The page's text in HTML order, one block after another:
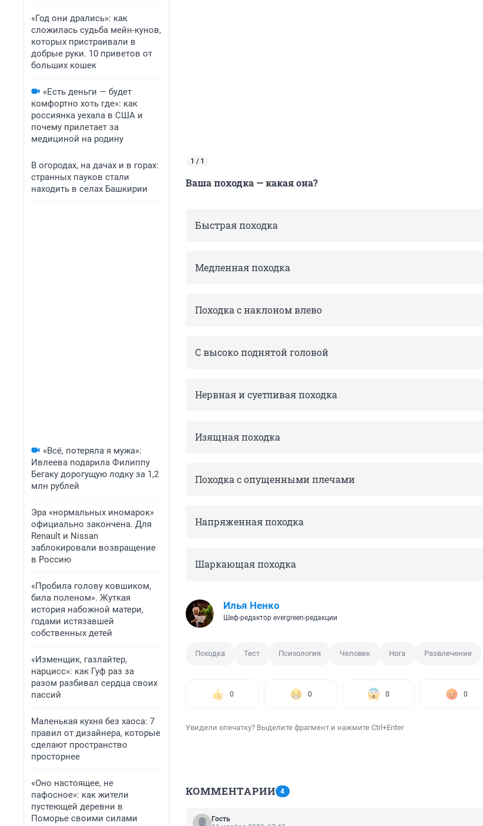
«Год они дрались»: как
сложилась судьба мейн-кунов,
которых пристраивали в
добрые руки. 10 приветов от
больших кошек
«Есть деньги — будет
комфортно хоть где»: как
россиянка уехала в США и
почему прилетает за
медициной на родину
В огородах, на дачах и в горах:
странных пауков стали
находить в селах Башкирии
«Всё, потеряла я мужа»:
Ивлеева подарила Филиппу
Бегаку дорогущую лодку за 1,2
млн рублей
Эра «нормальных иномарок»
официально закончена. Для
Renault и Nissan
заблокировали возвращение
в Россию
«Пробила голову ковшиком,
била поленом». Жуткая
история набожной матери,
годами истязавшей
собственных детей
«Изменщик, газлайтер,
нарцисс»: как Гуф раз за
разом разбивал сердца своих
пассий
Маленькая кухня без хаоса: 7
правил от дизайнера, которые
сделают пространство
просторнее
«Оно настоящее, не
пафосное»: как жители
пустеющей деревни в
Поморье своими силами
1 / 1
Ваша походка — какая она?
Быстрая походка
Медленная походка
Походка с наклоном влево
С высоко поднятой головой
Нервная и суетливая походка
Изящная походка
Походка с опущенными плечами
Напряженная походка
Шаркающая походка
Илья Ненко
Шеф-редактор evergreen-редакции
Походка Тест Психология Человек Нога Развлечение
0 0 0 0
Увидели опечатку? Выделите фрагмент и нажмите Ctrl+Enter
КОММЕНТАРИИ 4
Гость